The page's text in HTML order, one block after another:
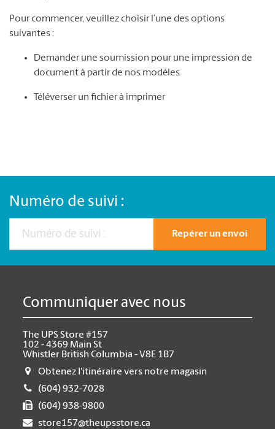
Pour commencer, veuillez choisir l’une des options
suivantes :
Demander une soumission pour une impression de
document à partir de nos modèles
Téléverser un fichier à imprimer
Numéro de suivi :
Repérer un envoi
Communiquer avec nous
The UPS Store #157
102 - 4369 Main St
Whistler British Columbia - V8E 1B7
Obtenez l'itinéraire vers notre magasin
(604) 932-7028
(604) 938-9800
store157@theupsstore.ca